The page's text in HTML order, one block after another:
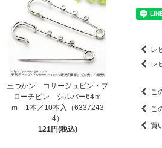
三つかン コサージュピン・ブ
ローチピン シルバー64ｍ
ｍ 1本／10本入（6337243
4）
121円(税込)
レ
レ
こ
こ
買